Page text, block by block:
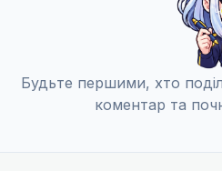
Будьте першими, хто
коментар та